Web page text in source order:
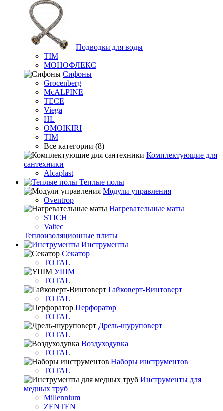
Подводки для воды
TIM
МОНОФЛЕКС
Сифоны
Grocenberg
McALPINE
TECE
Viega
HL
OMOIKIRI
TIM
Все категории (8)
Комплектующие для
сантехники
Alcaplast
Теплые полы
Модули управления
Oventrop
Нагревательные маты
STICH
Valtec
Теплоизоляционные плиты
Инструменты
Секатор
TOTAL
УШМ
TOTAL
Гайковерт-Винтоверт
TOTAL
Перфоратор
TOTAL
Дрель-шуруповерт
TOTAL
Воздуходувка
TOTAL
Наборы инструментов
TOTAL
Инструменты для
медных труб
Millennium
ZENTEN